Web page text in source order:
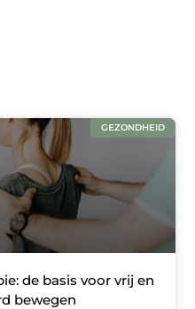
GEZONDHEID
de basis voor vrij en
bewegen